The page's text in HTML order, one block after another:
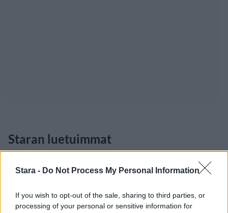
Stara - Do Not Process My Personal Information
If you wish to opt-out of the sale, sharing to third parties, or
processing of your personal or sensitive information for
Staran luetuimmat
1